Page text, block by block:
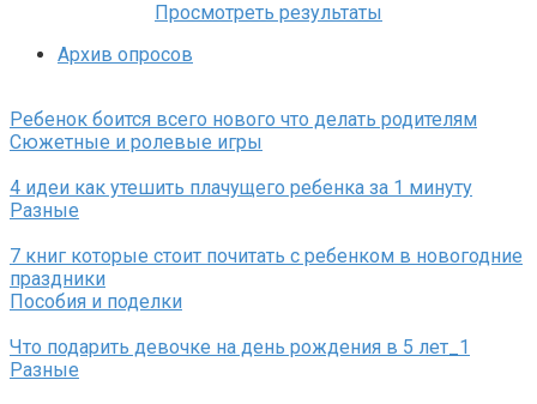
Просмотреть результаты
Архив опросов
Ребенок боится всего нового что делать родителям
Сюжетные и ролевые игры
4 идеи как утешить плачущего ребенка за 1 минуту
Разные
7 книг которые стоит почитать с ребенком в новогодние
праздники
Пособия и поделки
Что подарить девочке на день рождения в 5 лет_1
Разные